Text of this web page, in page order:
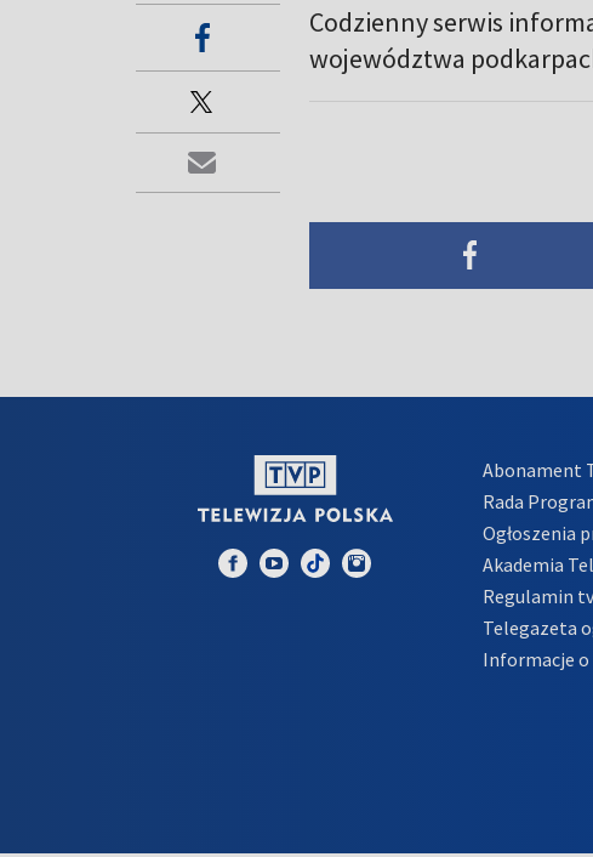
Codzienny serwis
województwa
Abonament
Rada
Ogłoszenia
Akademia
Regulamin
Telegazeta
Informacje o